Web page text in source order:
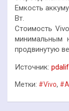
Емкость
Вт.
Стоимость
минимальным
продвинутую
Источник:
Метки: #Vivo,